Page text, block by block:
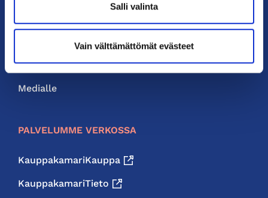
Salli valinta
Vain välttämättömät evästeet
Neuvonta ja palvelut
Jäsenedut
Medialle
PALVELUMME VERKOSSA
KauppakamariKauppa
KauppakamariTieto